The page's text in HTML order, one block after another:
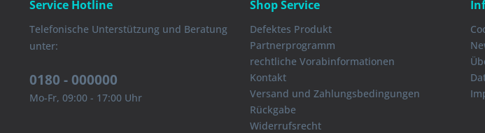
Service Hotline
Telefonische Unterstützung und Beratung
unter:
0180 - 000000
Mo-Fr, 09:00 - 17:00 Uhr
Shop Service
Defektes Produkt
Partnerprogramm
rechtliche Vorabinformationen
Kontakt
Versand und Zahlungsbedingungen
Rückgabe
Widerrufsrecht